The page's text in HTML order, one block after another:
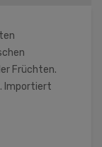
Früchten.
Importiert